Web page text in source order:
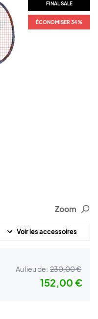
FINAL SALE
ÉCONOMISER 34%
FINAL SALE
ÉCONOMISER 34%
FINAL SALE
ÉCONOMISER 34%
FINAL SALE
ÉCONOMISER 34%
Zoom
Voir les accessoires
Au lieu de: 230,00 €
152,00 €